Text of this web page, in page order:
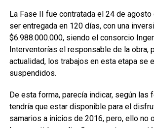
La Fase II fue contratada el 24 de agosto
ser entregada en 120 días, con una
$6.988.000.000, siendo el consorcio
Interventorías el responsable de la obra,
actualidad, los trabajos en esta etapa se
suspendidos.
De esta forma, parecía indicar, según las
tendría que estar disponible para el
samarios a inicios de 2016, pero, ello no